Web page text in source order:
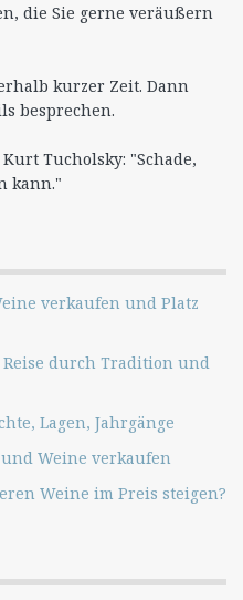
die Sie gerne veräußern
kurzer Zeit. Dann
besprechen.
Tucholsky: "Schade,
kann."
verkaufen und Platz
Reise durch Tradition und
Lagen, Jahrgänge
Weine verkaufen
Weine im Preis steigen?